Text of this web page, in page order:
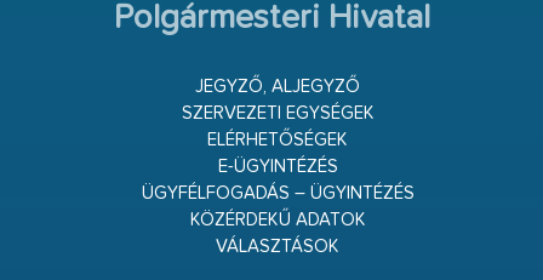
Polgármesteri Hivatal
JEGYZŐ, ALJEGYZŐ
SZERVEZETI EGYSÉGEK
ELÉRHETŐSÉGEK
E-ÜGYINTÉZÉS
ÜGYFÉLFOGADÁS – ÜGYINTÉZÉS
KÖZÉRDEKŰ ADATOK
VÁLASZTÁSOK